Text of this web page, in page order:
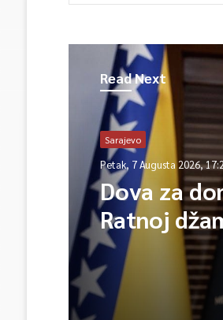
Read Next
Sarajevo
Petak, 7 Augusta 2026,
Dova za
Ratnoj
Igman
herojima